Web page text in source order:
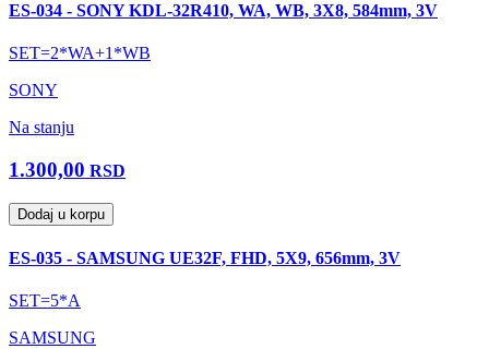
ES-034 - SONY KDL-32R410, WA, WB, 3X8, 584mm, 3V
SET=2*WA+1*WB
SONY
Na stanju
1.300,00 RSD
Dodaj u korpu
ES-035 - SAMSUNG UE32F, FHD, 5X9, 656mm, 3V
SET=5*A
SAMSUNG